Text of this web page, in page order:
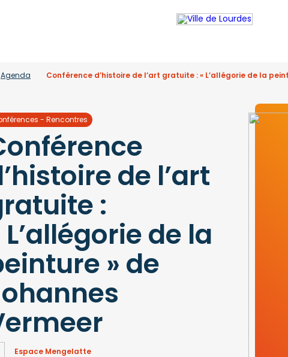
Agenda Conférence d’histoire de l’art gratuite : « L’allégorie de la
- Rencontres
de l’art
:
L’allégorie de la
» de
Espace Mengelatte